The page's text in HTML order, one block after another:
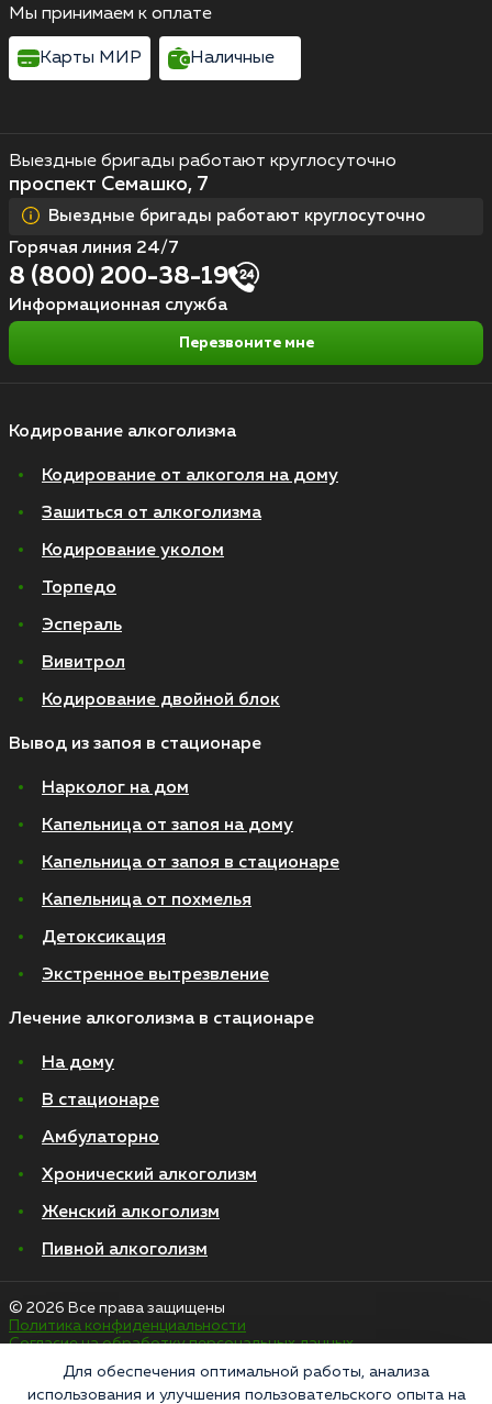
Кодирование алкоголизма
Кодирование от алкоголя на дому
Зашиться от алкоголизма
Кодирование уколом
Торпедо
Эспераль
Вивитрол
Кодирование двойной блок
Вывод из запоя в стационаре
Нарколог на дом
Капельница от запоя на дому
Капельница от запоя в стационаре
Капельница от похмелья
Детоксикация
Экстренное вытрезвление
Лечение алкоголизма в стационаре
На дому
В стационаре
Амбулаторно
Хронический алкоголизм
Женский алкоголизм
Пивной алкоголизм
Выездные бригады работают круглосуточно
проспект Семашко, 7
Выездные бригады работают круглосуточно
Горячая линия 24/7
8 (800) 200-38-19
Информационная служба
Перезвоните мне
Мы принимаем к оплате
Карты МИР Наличные
© 2026 Все права защищены
Политика конфиденциальности
Согласие на обработку персональных данных
Для обеспечения оптимальной работы, анализа
использования и улучшения пользовательского опыта на